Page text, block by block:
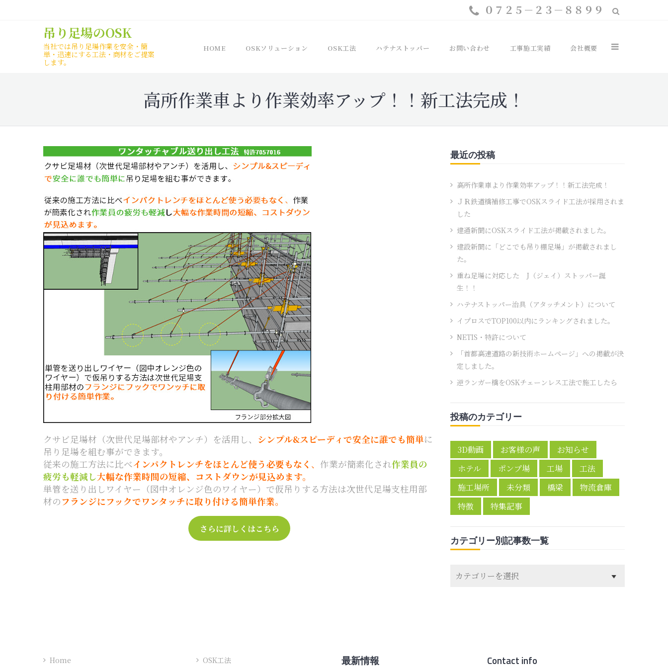
０７２５－２３－８８９９
吊り足場のOSK
当社では吊り足場作業を安全・簡
単・迅速にする工法・商材をご提案
します。
HOME OSKソリューション OSK工法 ハテナストッパー お問い合わせ 工事施工実績 会社概要
高所作業車より作業効率アップ！！新工法完成！
クサビ足場材（次世代足場部材やアンチ）を活用し、 シンプル&スピーディで安全に誰でも簡単に
吊り足場を組む事ができます。
従来の施工方法に比べインパクトレンチをほとんど使う必要もなく 、 作業が簡素化され作業員の
疲労も軽減し大幅な作業時間の短縮、コストダウンが見込めます。
単管を送り出しワイヤー（図中オレンジ色のワイヤー）で仮吊りする方法は次世代足場支柱用部
材のフランジにフックでワンタッチに取り付ける簡単作業。
さらに詳しくはこちら
最近の投稿
高所作業車より作業効率アップ！！新工法完成！
ＪＲ鉄道橋補修工事でOSKスライド工法が採用されま
した
建通新聞にOSKスライド工法が掲載されました。
建設新聞に「どこでも吊り棚足場」が掲載されまし
た。
重ね足場に対応した J（ジェイ）ストッパー誕
生！！
ハテナストッパー治具（アタッチメント）について
イプロスでTOP100以内にランキングされました。
NETIS・特許について
「首都高速道路の新技術ホームページ」への掲載が決
定しました。
逆ランガー橋をOSKチェーンレス工法で施工したら
投稿のカテゴリー
3D動画 お客様の声
お知らせ
ホテル
ポンプ場 工場
工法
施工場所
未分類 橋梁
物流倉庫
特徴
特集記事
カテゴリー別記事数一覧
テ
Home
OSK工法
最新情報 Contact info